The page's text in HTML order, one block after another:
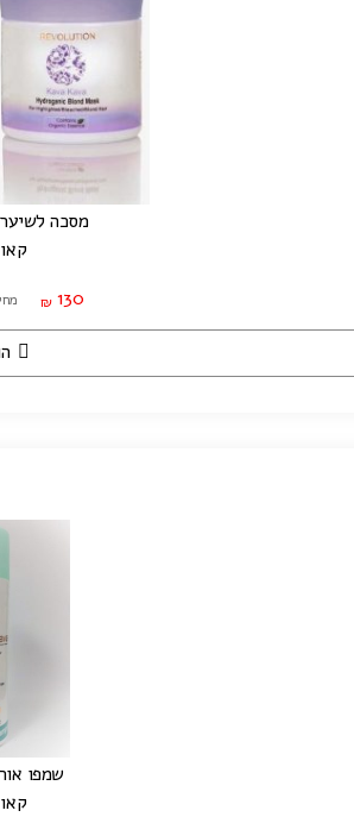
מסכה לשיער
₪ 130 מחיר
שמפו אורגני